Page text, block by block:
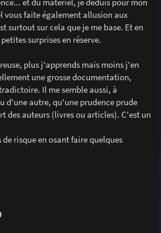
vous faite également allusion aux
surtout sur cela que je me base. Et en
surprises en réserve.
plus j'apprends mais moins j'en
une grosse documentation,
Il me semble aussi, à
d'une autre, qu'une prudence prude
des auteurs (livres ou articles). C'est un
risque en osant faire quelques